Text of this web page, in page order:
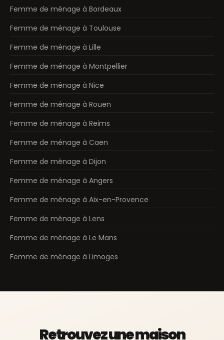
Femme de ménage à Bordeaux
Femme de ménage à Toulouse
Femme de ménage à Lille
Femme de ménage à Montpellier
Femme de ménage à Nice
Femme de ménage à Rouen
Femme de ménage à Reims
Femme de ménage à Caen
Femme de ménage à Dijon
Femme de ménage à Angers
Femme de ménage à Aix-en-Provence
Femme de ménage à Lens
Femme de ménage à Le Mans
Femme de ménage à Limoges
Retrouvez une maison